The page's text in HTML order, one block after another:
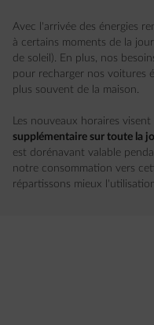
Avec l'arrivée des énergies
à certains moments de la
de soleil). En plus, nos
pour recharger nos voitures
plus souvent de la maison.
Les nouveaux horaires visent
supplémentaire sur toute la
est dorénavant valable
notre consommation vers
répartissons mieux